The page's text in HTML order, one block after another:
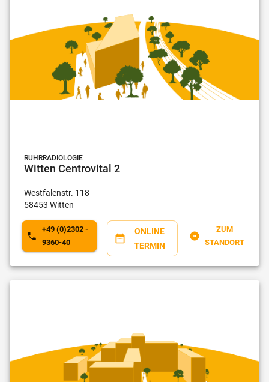
RUHRRADIOLOGIE
Witten Centrovital 2
Westfalenstr. 118
58453 Witten
+49 (0)2302 -
9360-40
ONLINE
TERMIN
ZUM
STANDORT